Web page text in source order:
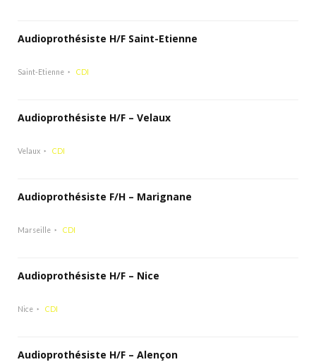
Audioprothésiste H/F Saint-Etienne
Saint-Etienne CDI
Audioprothésiste H/F – Velaux
Velaux CDI
Audioprothésiste F/H – Marignane
Marseille CDI
Audioprothésiste H/F – Nice
Nice CDI
Audioprothésiste H/F – Alençon